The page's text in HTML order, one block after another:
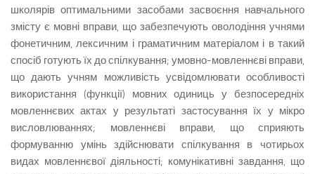
школярів оптимальними засобами засвоєння навчального
змісту є мовні вправи, що забезпечують оволодіння учнями
фонетичним, лексичним і граматичним матеріалом і в такий
спосіб готують їх до спілкування; умовно-мовленнєві вправи,
що дають учням можливість усвідомлювати особливості
використання (функції) мовних одиниць у безпосередніх
мовленнєвих актах у результаті застосування їх у мікро
висловлюваннях; мовленнєві вправи, що сприяють
формуванню умінь здійснювати спілкування в чотирьох
видах мовленнєвої діяльності; комунікативні завдання, що